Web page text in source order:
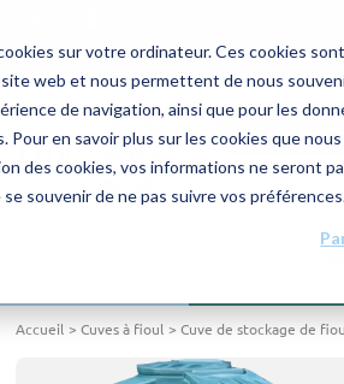
sur votre ordinateur. Ces cookies
web et nous permettent de nous
de navigation, ainsi que pour les
Pour en savoir plus sur les cookies que
des cookies, vos informations ne seront
souvenir de ne pas suivre vos
4.1/5 - 70 avis
DEMANDE
Accueil Cuves à fioul Cuve de stockage de